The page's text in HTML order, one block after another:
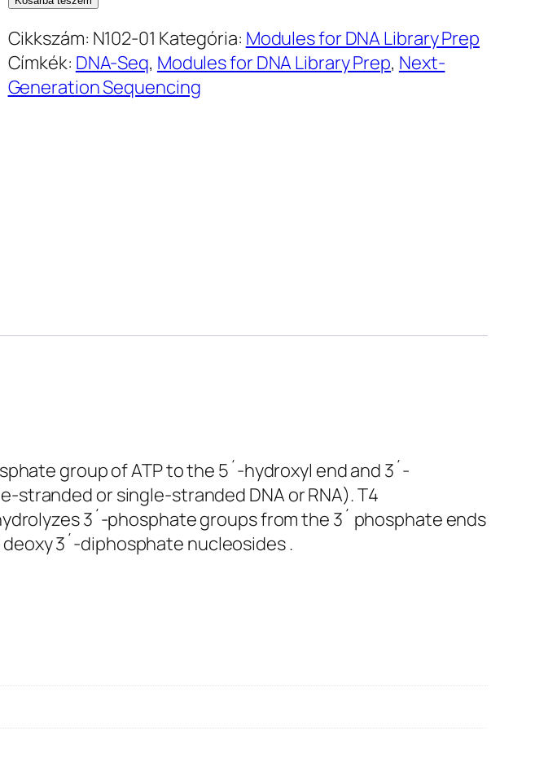
(N102-
01)
mennyiség
Cikkszám: N102-01 Kategória: Modules for DNA Library Prep
Címkék: DNA-Seq, Modules for DNA Library Prep, Next-
Generation Sequencing
group of ATP to the 5´-hydroxyl end and 3´-
or single-stranded DNA or RNA). T4
3´-phosphate groups from the 3´ phosphate ends
3´-diphosphate nucleosides .